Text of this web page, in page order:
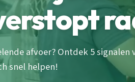
afvoer? Ontdek 5 signalen
snel helpen!